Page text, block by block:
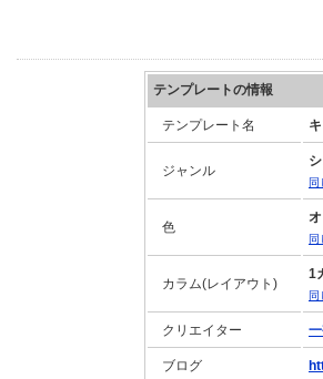
テンプレートの情報
テンプレート名
ジャンル
色
カラム(レイアウト)
1
クリエイター
ブログ